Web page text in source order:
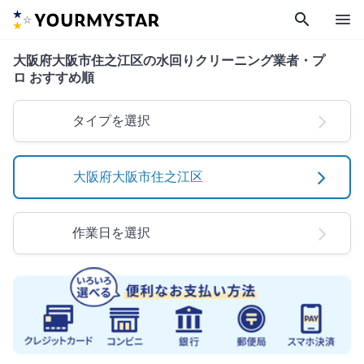
search menu
大阪府大阪市住之江区の水回りクリーニング業者・プ
ロ おすすめ順
タイプを選択
大阪府大阪市住之江区
作業日を選択